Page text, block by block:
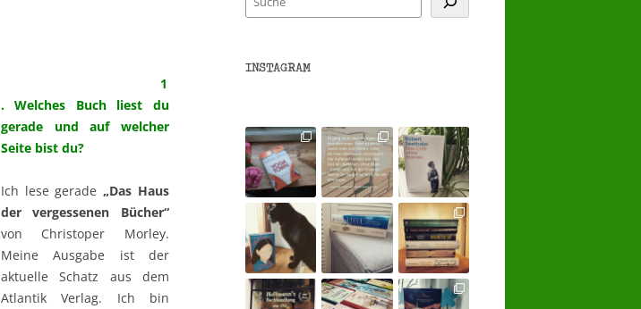
1
. Welches Buch liest du
gerade und auf welcher
Seite bist du?
Ich lese gerade „Das Haus
der vergessenen Bücher“
von Christoper Morley.
Meine Ausgabe ist der
aktuelle Schatz aus dem
Atlantik Verlag. Ich bin
INSTAGRAM